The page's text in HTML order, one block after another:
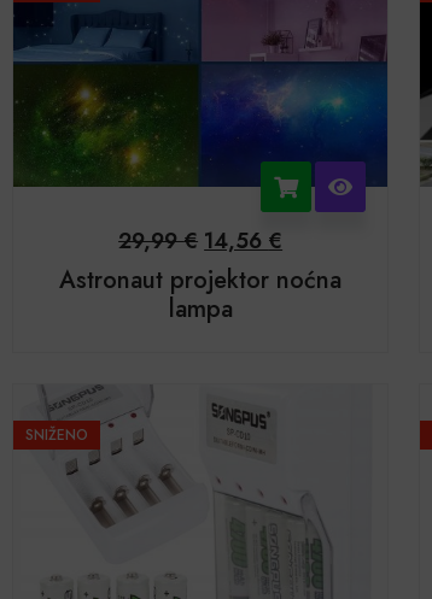
29,99€ 14,56 €
Astronaut projektor noćna
lampa
SNIŽENO